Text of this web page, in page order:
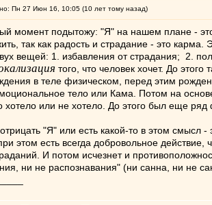
Пн 27 Июн 16, 10:05 (10 лет тому назад)
момент подытожу: "Я" на нашем плане - это
так как радость и страдание - это
вещей: 1. избавления от страдания; 2.
того, что человек хочет. До
в теле физическом, перед этим
тело или Кама. Потом на
хотело или не хотело. До этого был еще
"Я" или есть какой-то в этом смысл -
этом есть всегда добровольное действие,
И потом исчезнет и
ни не распознавания" (ни санна, ни не